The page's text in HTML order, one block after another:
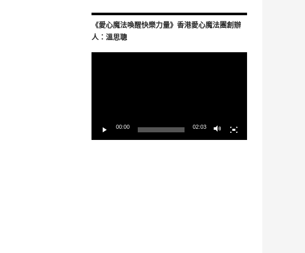
《愛心魔法喚醒快樂力量》香港愛心魔法團創辦
人：溫思聰
00:00 02:03